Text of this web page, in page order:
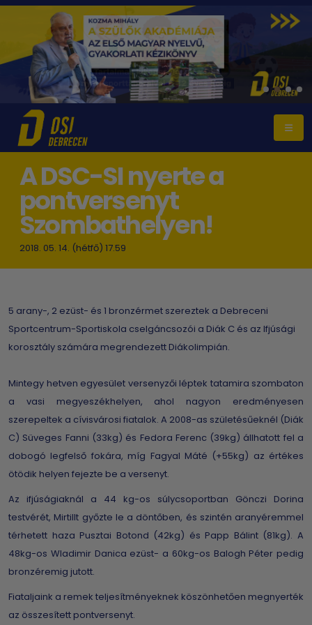
A DSC-SI nyerte a
pontversenyt
Szombathelyen!
2018. 05. 14. (hétfő) 17.59
5 arany-, 2 ezüst- és 1 bronzérmet szereztek a Debreceni
Sportcentrum-Sportiskola cselgáncsozói a Diák C és az Ifjúsági
korosztály számára megrendezett Diákolimpián.
Mintegy hetven egyesület versenyzői léptek tatamira szombaton
a vasi megyeszékhelyen, ahol nagyon eredményesen
szerepeltek a cívisvárosi fiatalok. A 2008-as születésűeknél (Diák
C) Süveges Fanni (33kg) és Fedora Ferenc (39kg) állhatott fel a
dobogó legfelső fokára, míg Fagyal Máté (+55kg) az értékes
ötödik helyen fejezte be a versenyt.
Az ifjúságiaknál a 44 kg-os súlycsoportban Gönczi Dorina
testvérét, Mirtillt győzte le a döntőben, és szintén aranyéremmel
térhetett haza Pusztai Botond (42kg) és Papp Bálint (81kg). A
48kg-os Wladimir Danica ezüst- a 60kg-os Balogh Péter pedig
bronzéremig jutott.
Fiataljaink a remek teljesítményeknek köszönhetően megnyerték
az összesített pontversenyt.